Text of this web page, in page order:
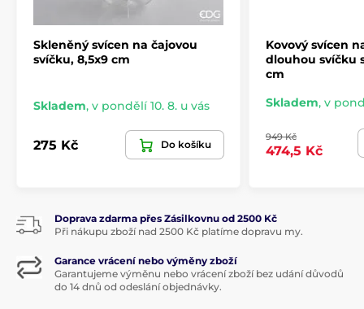
Skleněný svícen na čajovou
svíčku, 8,5x9 cm
Skladem, v pondělí 10. 8. u vás
275 Kč Do košíku
Kovový svícen
dlouhou svíčku
cm
Skladem, v
949 Kč
474,5 Kč
Doprava zdarma přes Zásilkovnu od 2500 Kč
Při nákupu zboží nad 2500 Kč platíme dopravu my.
Garance vrácení nebo výměny zboží
Garantujeme výměnu nebo vrácení zboží bez udání důvodů
do 14 dnů od odeslání objednávky.